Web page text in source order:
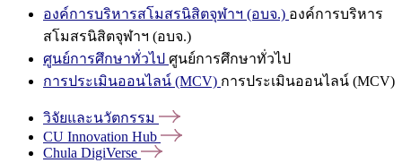
องค์การบริหารสโมสรนิสิตจุฬาฯ (อบจ.) องค์การบริหาร
สโมสรนิสิตจุฬาฯ (อบจ.)
ศูนย์การศึกษาทั่วไป ศูนย์การศึกษาทั่วไป
การประเมินออนไลน์ (MCV) การประเมินออนไลน์ (MCV)
วิจัยและนวัตกรรม
CU Innovation Hub
Chula DigiVerse